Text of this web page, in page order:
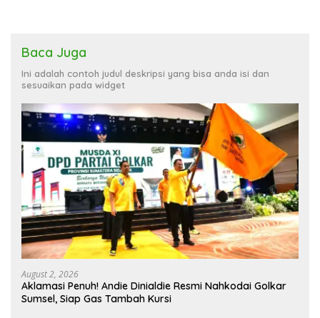
Baca Juga
Ini adalah contoh judul deskripsi yang bisa anda isi dan
sesuaikan pada widget
August 2, 2026
Aklamasi Penuh! Andie Dinialdie Resmi Nahkodai Golkar
Sumsel, Siap Gas Tambah Kursi